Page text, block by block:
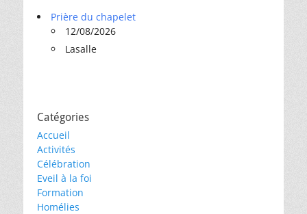
Prière du chapelet
12/08/2026
Lasalle
Catégories
Accueil
Activités
Célébration
Eveil à la foi
Formation
Homélies